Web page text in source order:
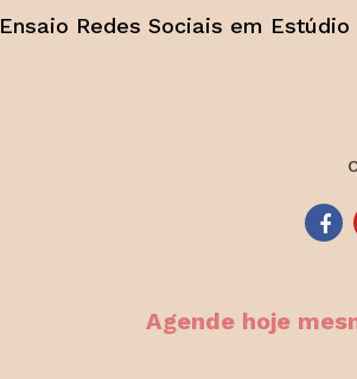
Ensaio Redes Sociais em
Agende hoje